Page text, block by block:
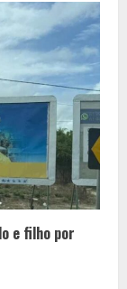
e filho por